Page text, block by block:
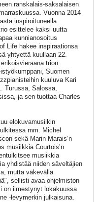
ranskalais-saksalaisen
Vuonna 2014
inspiroituneella
esittelee kaksi uutta
kunnianosoitus
Life hakee inspiraationsa
yhtyettä kuullaan 22.
trion
Suomen
kuuluva Kari
Turussa, Salossa,
ja sen tuottaa Charles
elokuvamusiikin
mm. Michel
sekä Marin Marais’n
musiikkia Courtois’n
musiikkia
yhdistää niiden säveltäjien
mutta väkevällä
sellisti avaa ohjelmiston
on ilmestynyt lokakuussa
-levymerkin julkaisuna.